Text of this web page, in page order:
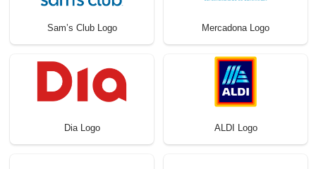
Sam’s Club Logo Mercadona Logo
Dia Logo ALDI Logo